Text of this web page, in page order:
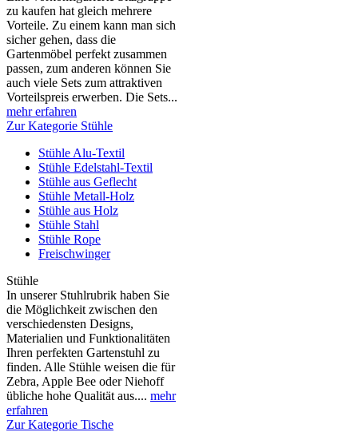
zu kaufen hat gleich mehrere
Vorteile. Zu einem kann man sich
sicher gehen, dass die
Gartenmöbel perfekt zusammen
passen, zum anderen können Sie
auch viele Sets zum attraktiven
Vorteilspreis erwerben. Die Sets...
mehr erfahren
Zur Kategorie Stühle
Stühle Alu-Textil
Stühle Edelstahl-Textil
Stühle aus Geflecht
Stühle Metall-Holz
Stühle aus Holz
Stühle Stahl
Stühle Rope
Freischwinger
Stühle
In unserer Stuhlrubrik haben Sie
die Möglichkeit zwischen den
verschiedensten Designs,
Materialien und Funktionalitäten
Ihren perfekten Gartenstuhl zu
finden. Alle Stühle weisen die für
Zebra, Apple Bee oder Niehoff
übliche hohe Qualität aus.... mehr
erfahren
Zur Kategorie Tische